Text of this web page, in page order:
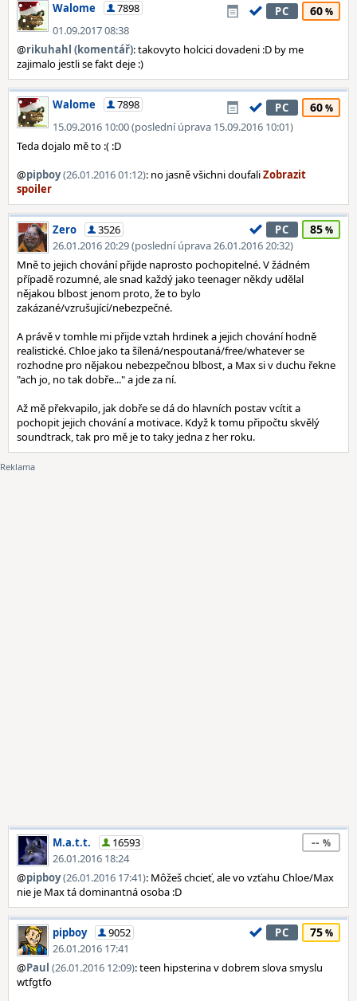
Walome
7898
01.09.2017 08:38
PC 60
@rikuhahl (komentář): takovyto holcici dovadeni :D by me
zajimalo jestli se fakt deje :)
Walome
7898
15.09.2016 10:00 (poslední úprava 15.09.2016 10:01)
PC 60
Teda dojalo mě to :( :D
@pipboy(26.01.2016 01:12): no jasně všichni doufali
Zero
3526
26.01.2016 20:29 (poslední úprava 26.01.2016 20:32)
PC 85
Mně to jejich chování přijde naprosto pochopitelné. V žádném
případě rozumné, ale snad každý jako teenager někdy udělal
nějakou blbost jenom proto, že to bylo
zakázané/vzrušující/nebezpečné.
A právě v tomhle mi přijde vztah hrdinek a jejich chování hodně
realistické. Chloe jako ta šílená/nespoutaná/free/whatever se
rozhodne pro nějakou nebezpečnou blbost, a Max si v duchu řekne
"ach jo, no tak dobře..." a jde za ní.
Až mě překvapilo, jak dobře se dá do hlavních postav vcítit a
pochopit jejich chování a motivace. Když k tomu připočtu skvělý
soundtrack, tak pro mě je to taky jedna z her roku.
M.a.t.t.
16593
26.01.2016 18:24
--
@pipboy(26.01.2016 17:41): Môžeš chcieť, ale vo vzťahu Chloe/Max
nie je Max tá dominantná osoba :D
pipboy
9052
26.01.2016 17:41
PC 75
@Paul (26.01.2016 12:09): teen hipsterina v dobrem slova smyslu
wtfgtfo